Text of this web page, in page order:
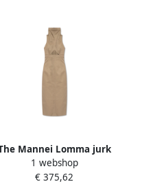
Mannei Lomma jurk
hoge nek Beige Dames
1 webshop
€ 375,62